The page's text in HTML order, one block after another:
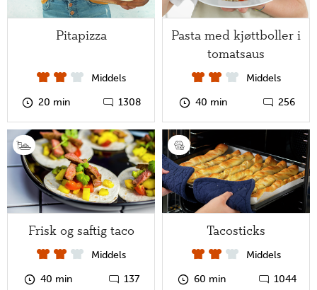
Pitapizza
Middels
20 min
1308
Pasta med kjøttboller i
tomatsaus
Middels
40 min
256
Frisk og saftig taco
Middels
40 min
137
Tacosticks
Middels
60 min
1044